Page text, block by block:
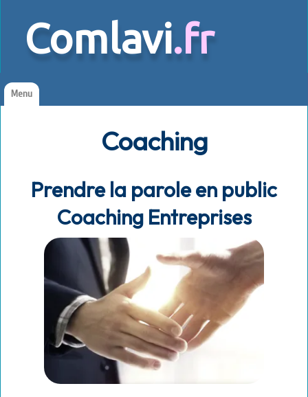
Comlavi.fr
Menu
Vous promouvoir
Animations
Le blog
Contact
Coaching
Prendre la parole en public
Coaching Entreprises